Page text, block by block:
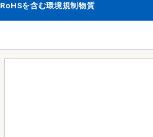
RoHSを含む環境規制物質